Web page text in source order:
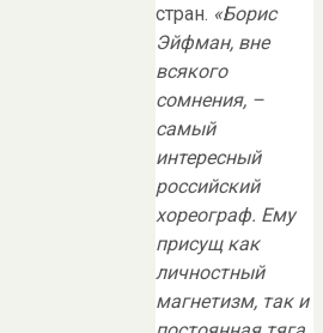
стран. «Борис
Эйфман, вне
всякого
сомнения, –
самый
интересный
российский
хореограф. Ему
присущ как
личностный
магнетизм, так и